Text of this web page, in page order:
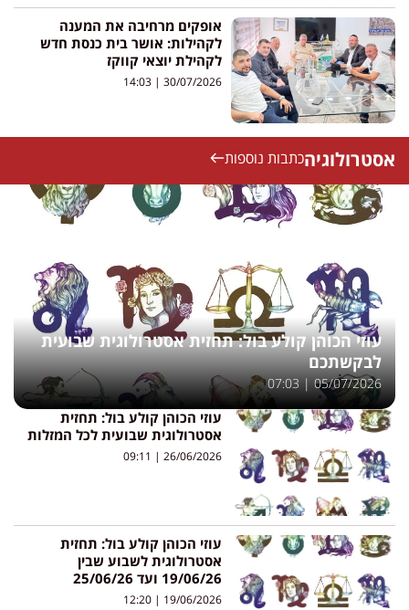
אופקים מרחיבה את המענה
לקהילות: אושר בית כנסת חדש
לקהילת יוצאי קווקז
30/07/2026
אסטרולוגיהכתבות נוספות
עוזי הכוהן קולע בול: תחזית אסטרולוגית שבועית
לבקשתכם
05/07/2026
07:03
עוזי הכוהן קולע בול: תחזית
אסטרולוגית שבועית לכל המזלות
26/06/2026
עוזי הכוהן קולע בול: תחזית
אסטרולוגית לשבוע שבין
19/06/26 ועד 25/06/26
19/06/2026